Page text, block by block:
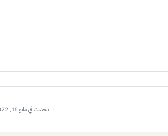
تحديث في مايو 15, 2022 في 2:59 م